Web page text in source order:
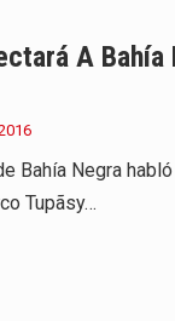
A Bahía
Bahía Negra
Tupãsy…